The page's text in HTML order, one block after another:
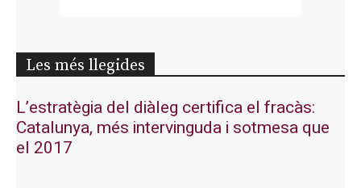
Les més llegides
L’estratègia del diàleg certifica el fracàs:
Catalunya, més intervinguda i sotmesa que
el 2017